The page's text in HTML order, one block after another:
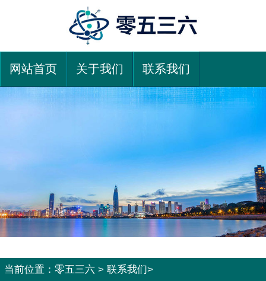
网站首页 关于我们 联系我们
当前位置： 零五三六 > 联系我们>